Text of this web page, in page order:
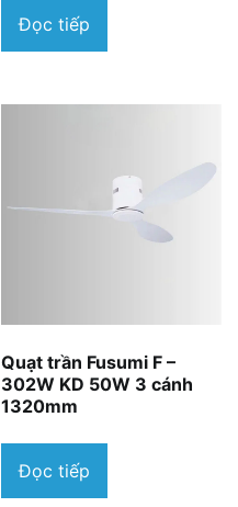
Đọc tiếp
Quạt trần Fusumi F –
302W KD 50W 3 cánh
1320mm
Đọc tiếp